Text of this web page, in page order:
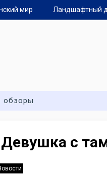
мир Ландшафтный
обзоры
с